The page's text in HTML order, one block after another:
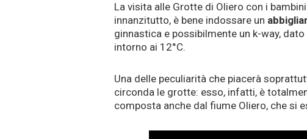
La visita alle Grotte di Oliero con i
innanzitutto, è bene indossare un
ginnastica e possibilmente un k-way, dato
intorno ai 12°C.
Una delle peculiarità che piacerà
circonda le grotte: esso, infatti, è
composta anche dal fiume Oliero, che si